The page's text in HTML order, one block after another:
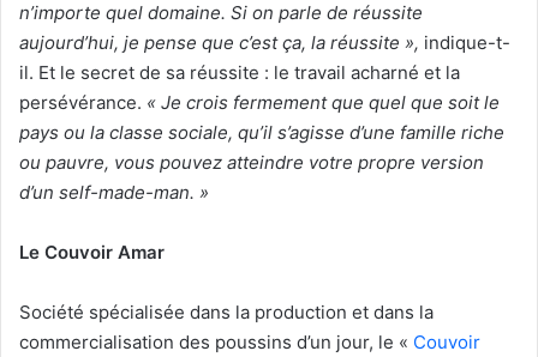
n’importe quel domaine. Si on parle de réussite
aujourd’hui, je pense que c’est ça, la réussite », indique-t-
il. Et le secret de sa réussite : le travail acharné et la
persévérance. « Je crois fermement que quel que soit le
pays ou la classe sociale, qu’il s’agisse d’une famille riche
ou pauvre, vous pouvez atteindre votre propre version
d’un self-made-man. »
Le Couvoir Amar
Société spécialisée dans la production et dans la
commercialisation des poussins d’un jour, le « Couvoir